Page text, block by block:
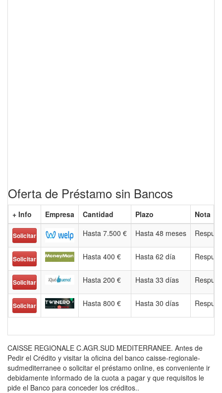
Oferta de Préstamo sin Bancos
+ Info Empresa Cantidad Plazo Nota
Solicitar Hasta 7.500 € Hasta 48 meses
Solicitar Hasta 400 € Hasta 62 día
Solicitar Hasta 200 € Hasta 33 días
Solicitar Hasta 800 € Hasta 30 días
CAISSE REGIONALE C.AGR.SUD MEDITERRANEE. Antes de
Pedir el Crédito y visitar la oficina del banco caisse-regionale-
sudmediterranee o solicitar el préstamo online, es conveniente ir
debidamente informado de la cuota a pagar y que requisitos le
pide el Banco para conceder los créditos..